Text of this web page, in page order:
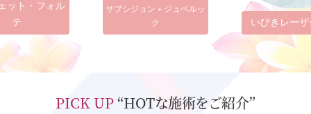
ット・フォル
テ
サブシジョン＋ジュベルッ
ク
いびきレー
PICK UP “HOTな施術をご紹介”